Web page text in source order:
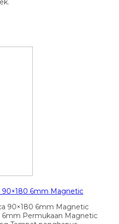
90×180 6mm Magnetic
90×180 6mm Magnetic
6mm Permukaan Magnetic